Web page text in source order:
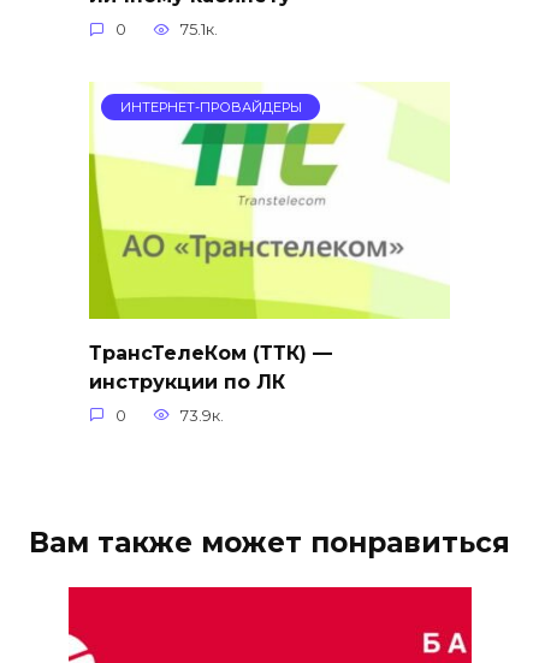
0 75.1к.
ИНТЕРНЕТ-ПРОВАЙДЕРЫ
ТрансТелеКом (ТТК) —
инструкции по ЛК
0 73.9к.
Вам также может понравиться